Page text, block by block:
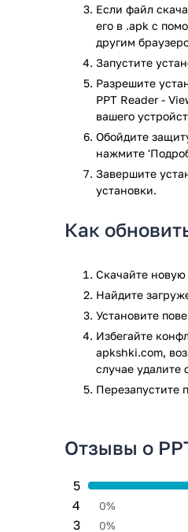
Особенности
Быстрый поиск
Очень простой
Удобное
Доступ к
Быстрый поиск
Наличие
удаление;
отправка
Переход к
Просмотр
Ищете бесплатную
Приложение PPT
результате
Если файл
его в .apk с
другим
Запустите
Разрешите
PPT Reader -
вашего
Обойдите
нажмите
Завершите
установки.
Как
Скачайте
Найдите
Установите
Избегайте
apkshki.com,
случае удалите
Перезапустите
Отзывы о
3 0%
4 0%
5